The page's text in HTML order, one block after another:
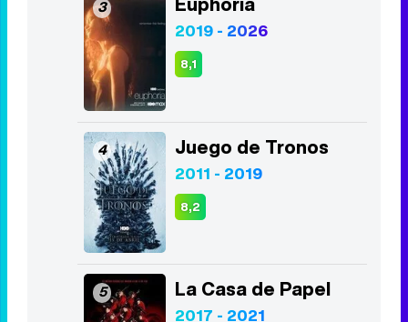
2 Vis a vis
8,4
3 Euphoria
8,1